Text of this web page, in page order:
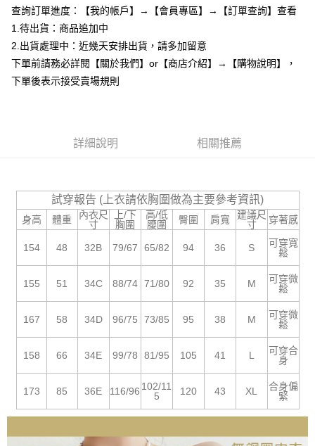
１．簡單：不需註冊會員、不需綁卡、不需儲值。
２．便利：只要手機號碼，簡訊認證，即可結帳。
３．安心：先確認商品／服務後，再付款。
１．於結帳方式選擇「AFTEE先享後付」後，將跳轉至「AFTEE先享後付」
結帳頁面，進行簡訊認證並確認金額後，即可完成結帳。
購買商品的店家。未經商家同意取消之訂單仍視為有效，需透過AFTEE先享
客戶支援中心」https://netprotections.freshdesk.com/support/home
【注意事項】
１．透過由恩沛科技股份有限公司提供之「AFTEE先享後付」服務完成之交
易，需依本服務之必要範圍內提供個人資料，並將交易相關給付款項請求債
https://aftee.tw/terms/#terms3
「AFTEE先享後付」，若未經同意申辦者引起之損失，本公司不負相關責
任。
時審查核予不同之上限額度；若仍有額度不足之情形，本公司將視審查結果
請求用戶進行身份認證。
５．嚴禁一人註冊多個帳號或使用他人資訊註冊。若發現惡意使用之情形，
恩沛科技股份有限公司將有權停止該用戶之使用額度並採取法律行動。
運送方式
全家付款取貨
每筆NT$85，滿NT$799(含以上)免運費
付款後全家取貨
每筆NT$85，滿NT$799(含以上)免運費
宅配
每筆NT$85，滿NT$799(含以上)免運費
查看運費
查詢訂單進度：【我的帳戶】→【會員專區】→【訂單查詢】查看
1.待出貨：商品追加中
2.出貨處理中：近幾天安排出貨，請多加留意
下單前請務必詳閱【關於我們】or【商店介紹】→【購物說明】，
下單後表示接受賣場規則
詳細說明 相關推薦
試穿報告 (上衣請依胸圍做為主要參考資訊)
身高 體重
內衣尺
寸
上/下
胸圍
高/低
腰圍
臀圍 肩寬
建議尺
寸
穿著感
154 48 32B 79/67 65/82 94 36 S
可穿寬
鬆
155 51 34C 88/74 71/80 92 35 M
可穿微
鬆
167 58 34D 96/75 73/85 95 38 M
可穿微
鬆
158 66 34E 99/78 81/95 105 41 L
可穿合
身
173 85 36E 116/96 102/11
5
120 43 XL
合身偏
緊